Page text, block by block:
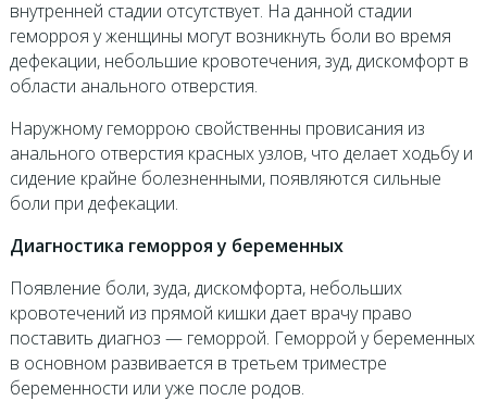
внутренней стадии отсутствует. На данной стадии
геморроя у женщины могут возникнуть боли во время
дефекации, небольшие кровотечения, зуд, дискомфорт в
области анального отверстия.
Наружному геморрою свойственны провисания из
анального отверстия красных узлов, что делает ходьбу и
сидение крайне болезненными, появляются сильные
боли при дефекации.
Диагностика геморроя у беременных
Появление боли, зуда, дискомфорта, небольших
кровотечений из прямой кишки дает врачу право
поставить диагноз — геморрой. Геморрой у беременных
в основном развивается в третьем триместре
беременности или уже после родов.